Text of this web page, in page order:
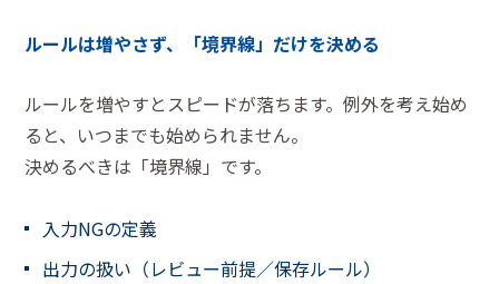
ルールは増やさず、「境界線」だけを決める
ルールを増やすとスピードが落ちます。例外を考え始め
ると、いつまでも始められません。
決めるべきは「境界線」です。
入力NGの定義
出力の扱い（レビュー前提／保存ルール）